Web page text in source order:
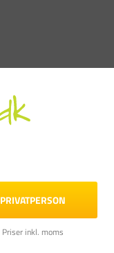
PRIVATPERSON
Priser inkl. moms